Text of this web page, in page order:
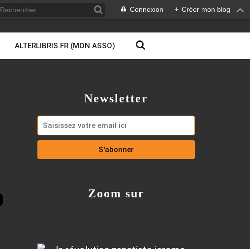
Connexion + Créer mon blog
ALTERLIBRIS.FR (MON ASSO)
Newsletter
Zoom sur